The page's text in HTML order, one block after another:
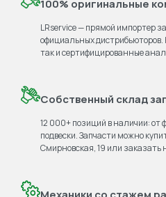
100% оригинальные
LRservice — прямой импортер
официальных дистрибьюторов.
так и сертифицированные
Собственный склад
12 000+ позиций в наличии: от
подвески. Запчасти можно
Смирновская, 19 или заказать